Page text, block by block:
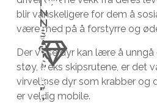
blir vanskeligere for dem å
være med på å forstyrre og
Der visse dyr kan lære å
støy, f. eks skipsrutene, er det
virvelløse dyr som krabber og
er veldig mobile.
F
J
l
k
u
n
n
e
l
t
e
n
t
i
l
å
N
N
S
A
T
S
V
B
L
I
M
Å
N
E
S
o
m
f